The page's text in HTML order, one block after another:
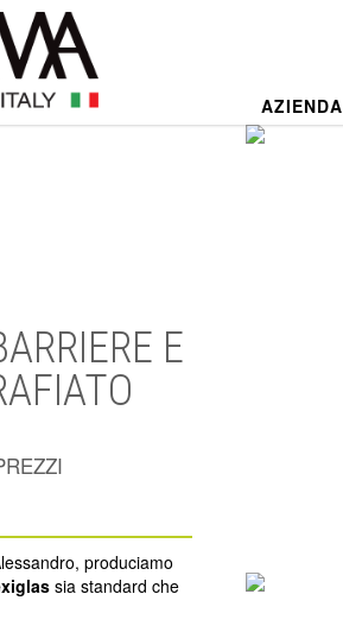
AZIENDA
E
produciamo
sia standard che